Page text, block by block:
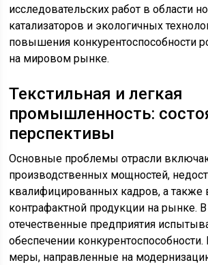
исследовательских работ в области
катализаторов и экологичных
повышения конкурентоспособности
на мировом рынке.
Текстильная и легкая
промышленность:
перспективы
Основные проблемы отрасли
производственных мощностей,
квалифицированных кадров, а
контрафактной продукции на рынке. В
отечественные предприятия
обеспечении
меры, направленные на